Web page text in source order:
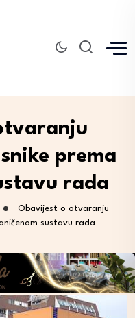
prema
rada
Obavijest o otvaranju
sustavu rada